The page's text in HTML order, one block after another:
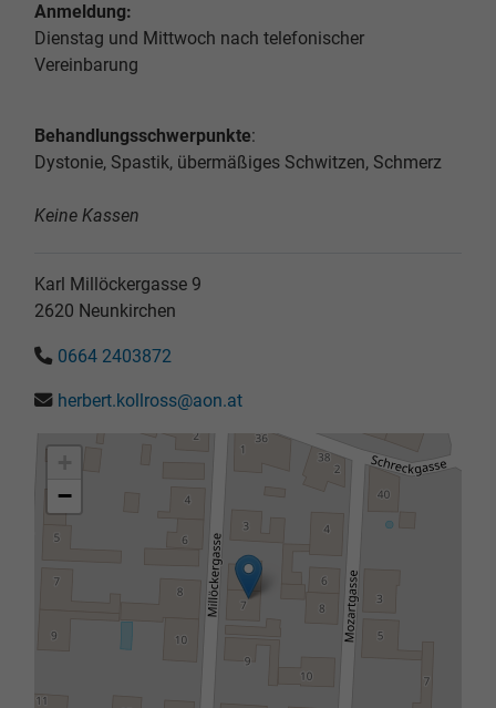
Anmeldung:
Dienstag und Mittwoch nach telefonischer
Vereinbarung
Behandlungsschwerpunkte:
Dystonie, Spastik, übermäßiges Schwitzen, Schmerz
Keine Kassen
Karl Millöckergasse 9
2620 Neunkirchen
0664 2403872
herbert.kollross@aon.at
−